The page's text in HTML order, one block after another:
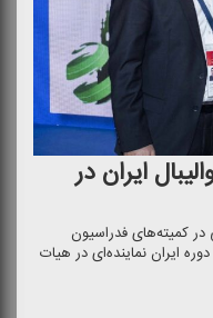
والیبال ایران در
كمیته‌های فدراسیون
ایران نماینده‌ای در هیات